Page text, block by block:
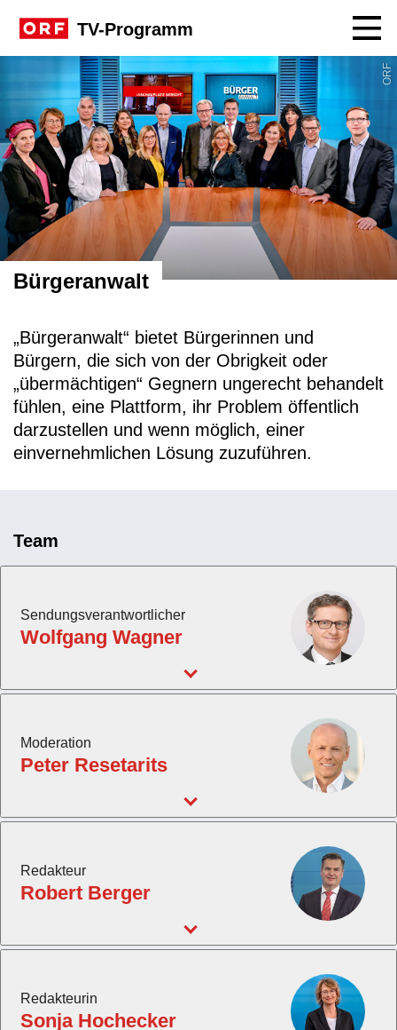
TV-Programm
Sendungssite Bürgeranwalt
ORF
Bürgeranwalt
„Bürgeranwalt“ bietet Bürgerinnen und
Bürgern, die sich von der Obrigkeit oder
„übermächtigen“ Gegnern ungerecht behandelt
fühlen, eine Plattform, ihr Problem öffentlich
darzustellen und wenn möglich, einer
einvernehmlichen Lösung zuzuführen.
Team
Sendungsverantwortlicher
Wolfgang Wagner
Moderation
Peter Resetarits
Redakteur
Robert Berger
Redakteurin
Sonja Hochecker